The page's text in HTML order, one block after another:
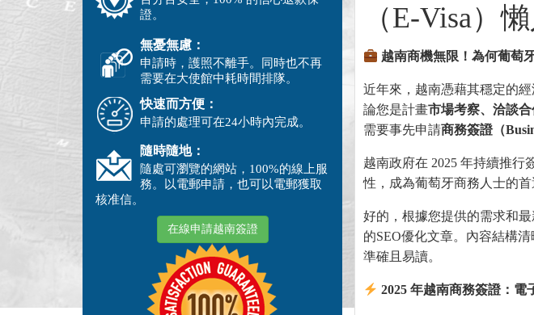
（E-Visa）
越南商機無限！為何葡萄
近年來，越南憑藉其穩定的
論您是計畫市場考察、洽談
需要事先申請商務簽證（
越南政府在 2025 年持續推
性，成為葡萄牙商務人士的首
好的，根據您提供的需求和
的SEO優化文章。內容結構
準確且易讀。
2025年越南商務簽證：電
證。
無憂無慮：
申請時，護照不離手。同時也不再
需要在大使館中耗時間排隊。
快速而方便：
申請的處理可在24小時內完成。
隨時隨地：
隨處可瀏覽的網站，100%的線上服
務。以電郵申請，也可以電郵獲取
核准信。
在線申請越南簽證